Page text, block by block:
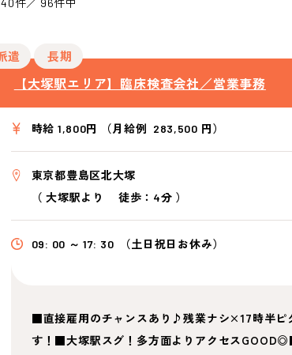
遣 長期
【大塚駅エリア】臨床検査会社／営業事務
時給 1,800円 （月給例 283,500 円）
東京都豊島区北大塚
（大塚駅より徒歩：4分 ）
09: 00 ～ 17: 30 （土日祝日お休み）
■直接雇用のチャンスあり♪残業ナシ×17時半ピ
す！■大塚駅スグ！多方面よりアクセス